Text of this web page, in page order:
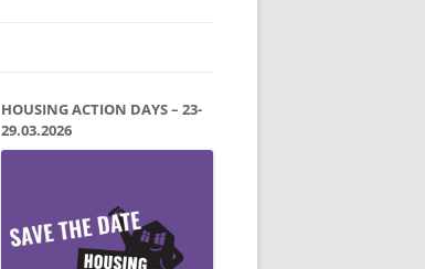
HOUSING ACTION DAYS – 23-
29.03.2026